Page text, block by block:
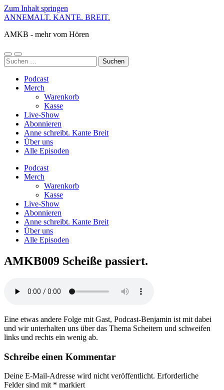
Zum Inhalt springen
ANNEMALT. KANTE. BREIT.
AMKB - mehr vom Hören
Mobile-
Menü
Suchfeld
ein-/ausblenden
Suchen
nach:
Podcast
Merch
Warenkorb
Kasse
Live-Show
Abonnieren
Anne schreibt. Kante Breit
Über uns
Alle Episoden
Podcast
Merch
Warenkorb
Kasse
Live-Show
Abonnieren
Anne schreibt. Kante Breit
Über uns
Alle Episoden
AMKB009 Scheiße passiert.
Eine etwas andere Folge mit Gast, Podcast-Benjamin ist mit dabei
und wir unterhalten uns über das Thema Scheitern und schweifen
links und rechts ein wenig ab.
Schreibe einen Kommentar
Deine E-Mail-Adresse wird nicht veröffentlicht. Erforderliche
Felder sind mit * markiert